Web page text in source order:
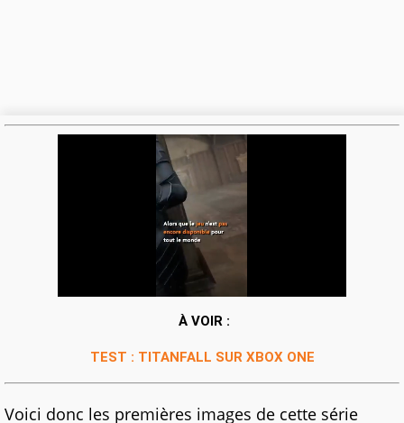
À VOIR :
TEST : TITANFALL SUR XBOX ONE
Voici donc les premières images de cette série